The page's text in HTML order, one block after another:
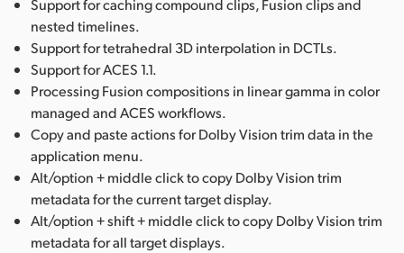
Support for caching compound clips, Fusion clips and
nested timelines.
Support for tetrahedral 3D interpolation in DCTLs.
Support for ACES 1.1.
Processing Fusion compositions in linear gamma in color
managed and ACES workflows.
Copy and paste actions for Dolby Vision trim data in the
application menu.
Alt/option + middle click to copy Dolby Vision trim
metadata for the current target display.
Alt/option + shift + middle click to copy Dolby Vision trim
metadata for all target displays.